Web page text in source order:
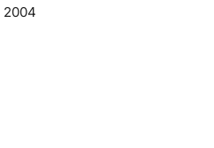
2004